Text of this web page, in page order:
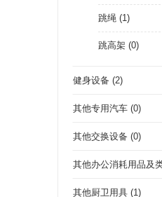
跳绳 (1)
跳高架 (0)
健身设备 (2)
其他专用汽车 (0)
其他交换设备 (0)
其他办公消耗用品及
其他厨卫用具 (1)